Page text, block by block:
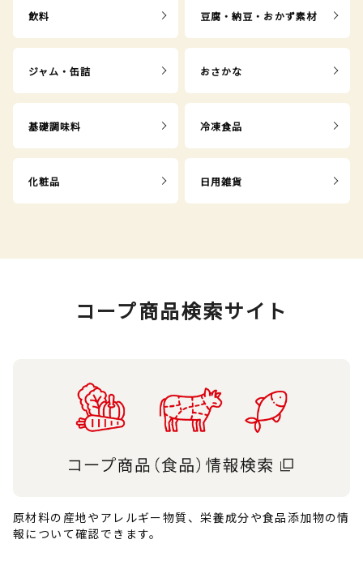
飲料 豆腐・納豆・おかず素材
ジャム・缶詰 おさかな
基礎調味料 冷凍食品
化粧品 日用雑貨
コープ商品検索サイト
原材料の産地やアレルギー物質、栄養成分や食品添加物の情
報について確認できます。